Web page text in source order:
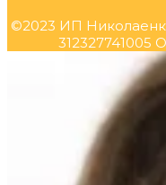
©2023 ИП
312327741005